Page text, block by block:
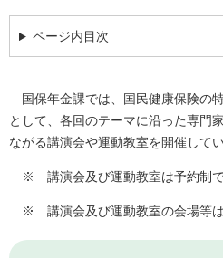
ページ内目次
国保年金課では、国民健康保険の
として、各回のテーマに沿った専門
ながる講演会や運動教室を開催してい
※ 講演会及び運動教室は予約制で
※ 講演会及び運動教室の会場等は